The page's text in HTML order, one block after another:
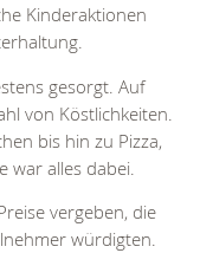
Kinderaktionen
gesorgt. Auf
von Köstlichkeiten.
bis hin zu Pizza,
war alles dabei.
vergeben, die
würdigten.